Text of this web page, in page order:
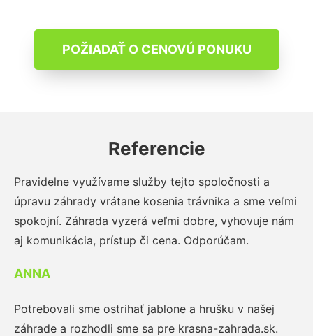
POŽIADAŤ O CENOVÚ PONUKU
Referencie
Pravidelne využívame služby tejto spoločnosti a
úpravu záhrady vrátane kosenia trávnika a sme veľmi
spokojní. Záhrada vyzerá veľmi dobre, vyhovuje nám
aj komunikácia, prístup či cena. Odporúčam.
ANNA
Potrebovali sme ostrihať jablone a hrušku v našej
záhrade a rozhodli sme sa pre krasna-zahrada.sk.